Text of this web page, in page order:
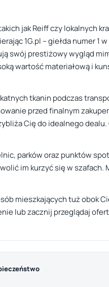
jak Reiff czy lokalnych
1G.pl – giełda numer 1
swój prestiżowy wygląd
wartość materiałową i
tkanin podczas
przed finalnym
Cię do idealnego
parków oraz punktów
im kurzyć się w szafach.
mieszkających tuż obok
lub zacznij przeglądaj